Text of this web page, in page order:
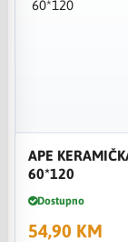
APE
60*120
Dostupno
54,90 KM